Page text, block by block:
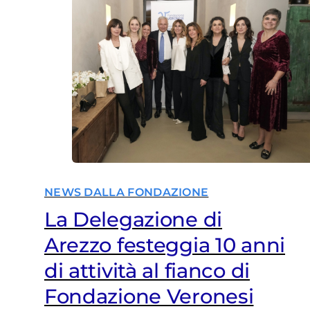
NEWS DALLA FONDAZIONE
La Delegazione di
Arezzo festeggia 10 anni
di attività al fianco di
Fondazione Veronesi